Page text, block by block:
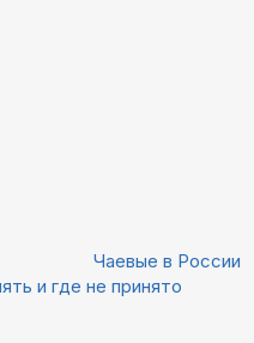
Чаевые в России
и где не принято